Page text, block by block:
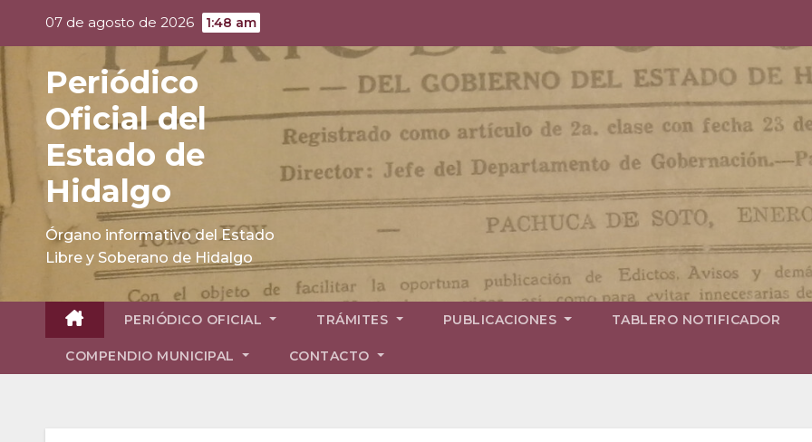
07 de agosto de 2026 1:48 am
Periódico
Oficial del
Estado de
Hidalgo
Órgano informativo del Estado
Libre y Soberano de Hidalgo
PERIÓDICO OFICIAL TRÁMITES PUBLICACIONES TABLERO NOTIFICADOR
COMPENDIO MUNICIPAL CONTACTO